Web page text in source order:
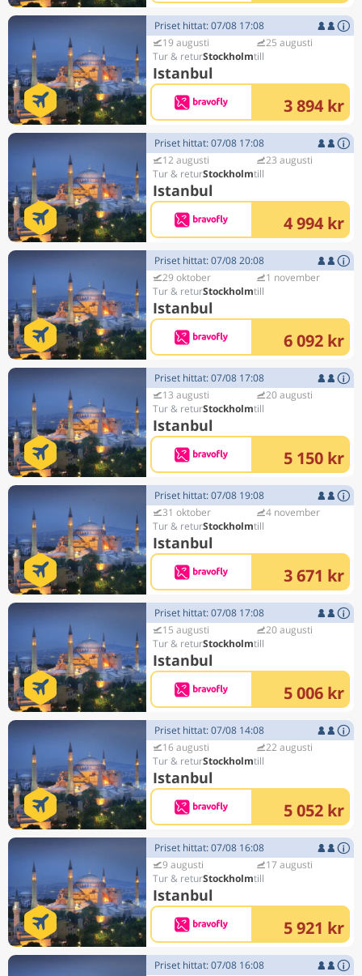
Priset hittat: 07/08 17:08
19 augusti
Stockholm
Istanbul
25 augusti
3 894 kr
Priset hittat: 07/08 17:08
12 augusti
Stockholm
Istanbul
23 augusti
4 994 kr
Priset hittat: 07/08 20:08
29 oktober
Stockholm
Istanbul
1 november
6 092 kr
Priset hittat: 07/08 17:08
13 augusti
Stockholm
Istanbul
20 augusti
5 150 kr
Priset hittat: 07/08 19:08
31 oktober
Stockholm
Istanbul
4 november
3 671 kr
Priset hittat: 07/08 17:08
15 augusti
Stockholm
Istanbul
20 augusti
5 006 kr
Priset hittat: 07/08 14:08
16 augusti
Stockholm
Istanbul
22 augusti
5 052 kr
Priset hittat: 07/08 16:08
9 augusti
Stockholm
Istanbul
17 augusti
5 921 kr
Priset hittat: 07/08 16:08